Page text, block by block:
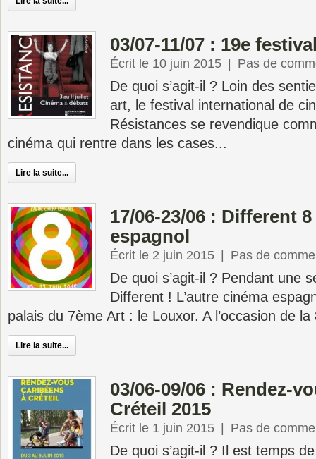
03/07-11/07 : 19e
Écrit le 10 juin 2015 Pas de
De quoi s’agit-il ? Loin des
art, le festival international de
Résistances se revendique
cinéma qui rentre dans les cases...
Lire la suite...
17/06-23/06 : Different
espagnol
Écrit le 2 juin 2015 Pas de
De quoi s’agit-il ? Pendant une
Different ! L’autre cinéma
palais du 7ème Art : le Louxor. A l’occasion de
Lire la suite...
03/06-09/06 : Rendez-
Créteil 2015
Écrit le 1 juin 2015 Pas de
De quoi s’agit-il ? Il est temps